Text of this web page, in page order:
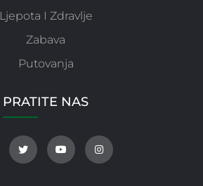
Ljepota I Zdravlje
Zabava
Putovanja
PRATITE NAS